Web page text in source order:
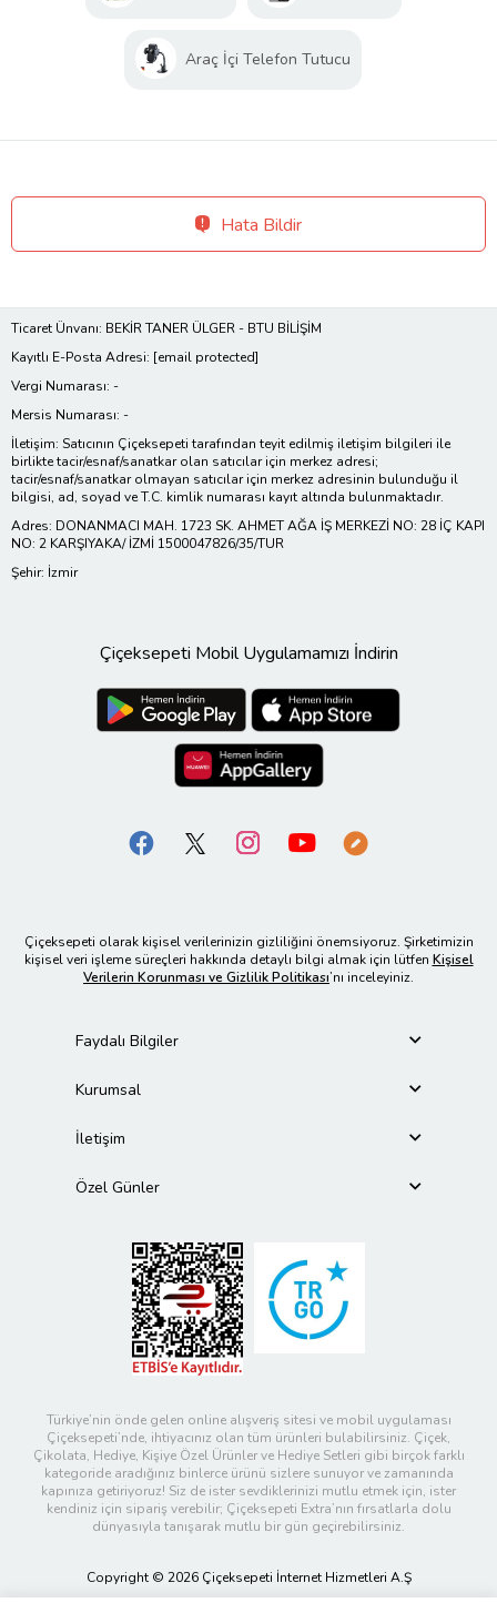
Araç İçi Telefon Tutucu
Hata Bildir
Ticaret Ünvanı: BEKİR TANER ÜLGER - BTU BİLİŞİM
Kayıtlı E-Posta Adresi: [email protected]
Vergi Numarası: -
Mersis Numarası: -
İletişim: Satıcının Çiçeksepeti tarafından teyit edilmiş iletişim bilgileri ile
birlikte tacir/esnaf/sanatkar olan satıcılar için merkez adresi;
tacir/esnaf/sanatkar olmayan satıcılar için merkez adresinin bulunduğu il
bilgisi, ad, soyad ve T.C. kimlik numarası kayıt altında bulunmaktadır.
Adres: DONANMACI MAH. 1723 SK. AHMET AĞA İŞ MERKEZİ NO: 28 İÇ KAPI
NO: 2 KARŞIYAKA/ İZMİ 1500047826/35/TUR
Şehir: İzmir
Çiçeksepeti Mobil Uygulamamızı İndirin
Çiçeksepeti olarak kişisel verilerinizin gizliliğini önemsiyoruz. Şirketimizin
kişisel veri işleme süreçleri hakkında detaylı bilgi almak için lütfen Kişisel
Verilerin Korunması ve Gizlilik Politikası’nı inceleyiniz.
Faydalı Bilgiler
Kurumsal
İletişim
Özel Günler
Türkiye’nin önde gelen online alışveriş sitesi ve mobil uygulaması
Çiçeksepeti’nde, ihtiyacınız olan tüm ürünleri bulabilirsiniz. Çiçek,
Çikolata, Hediye, Kişiye Özel Ürünler ve Hediye Setleri gibi birçok farklı
kategoride aradığınız binlerce ürünü sizlere sunuyor ve zamanında
kapınıza getiriyoruz! Siz de ister sevdiklerinizi mutlu etmek için, ister
kendiniz için sipariş verebilir; Çiçeksepeti Extra’nın fırsatlarla dolu
dünyasıyla tanışarak mutlu bir gün geçirebilirsiniz.
Copyright © 2026 Çiçeksepeti İnternet Hizmetleri A.Ş